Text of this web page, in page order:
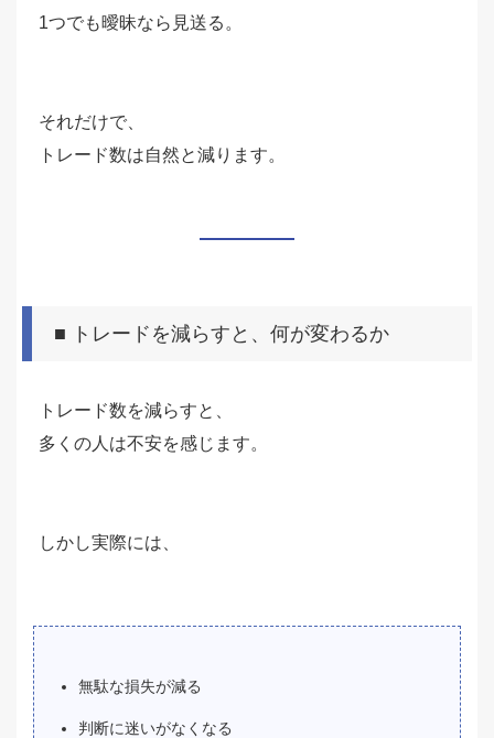
1つでも曖昧なら見送る。
それだけで、
トレード数は自然と減ります。
■ トレードを減らすと、何が変わるか
トレード数を減らすと、
多くの人は不安を感じます。
しかし実際には、
無駄な損失が減る
判断に迷いがなくなる